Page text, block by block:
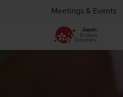
Meetings & Events